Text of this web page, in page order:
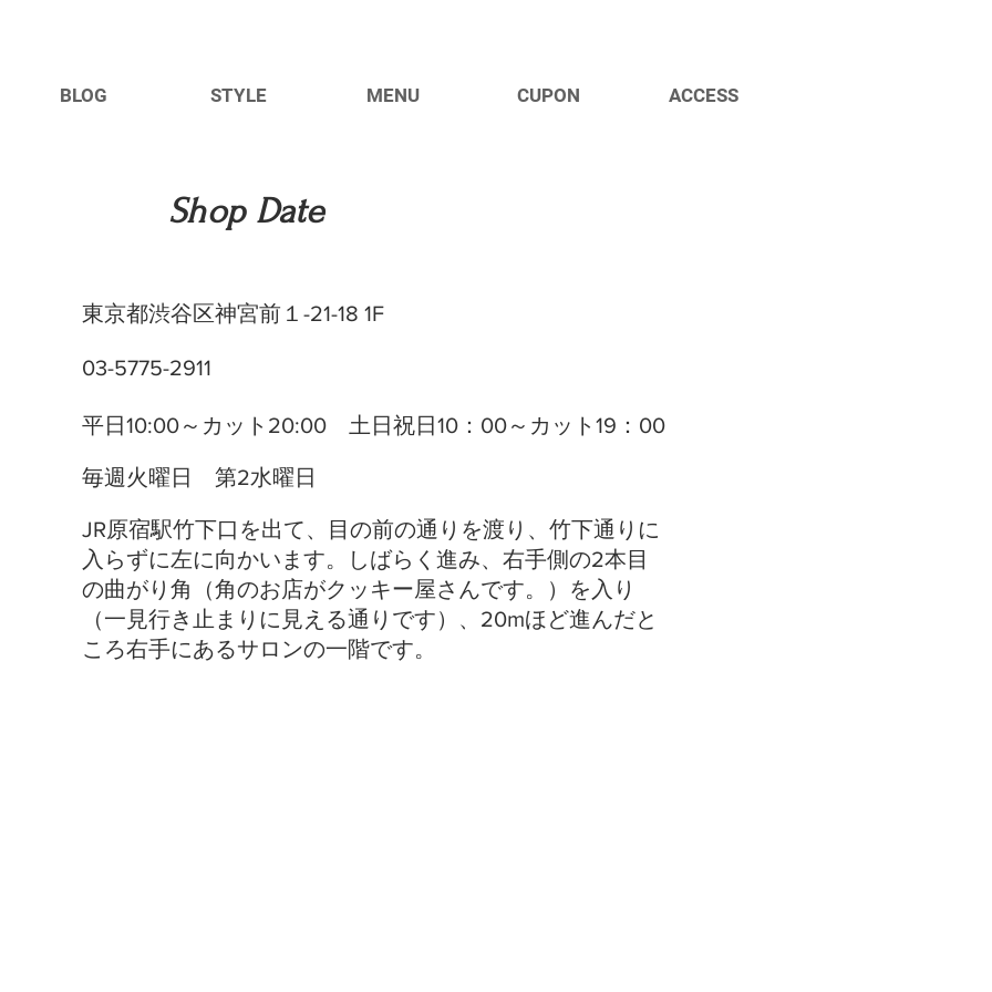
BLOG MENU
STYLE CUPON ACCESS
​Shop Date
東京都渋谷区神宮前１-21-18 1F
03-5775-2911
平日10:00～カット20:00 土日祝日10：00～カット19：00
毎週火曜日 第2水曜日
JR原宿駅竹下口を出て、目の前の通りを渡り、竹下通りに
入らずに左に向かいます。しばらく進み、右手側の2本目
の曲がり角（角のお店がクッキー屋さんです。）を入り
（一見行き止まりに見える通りです）、20mほど進んだと
ころ右手にあるサロンの一階です。